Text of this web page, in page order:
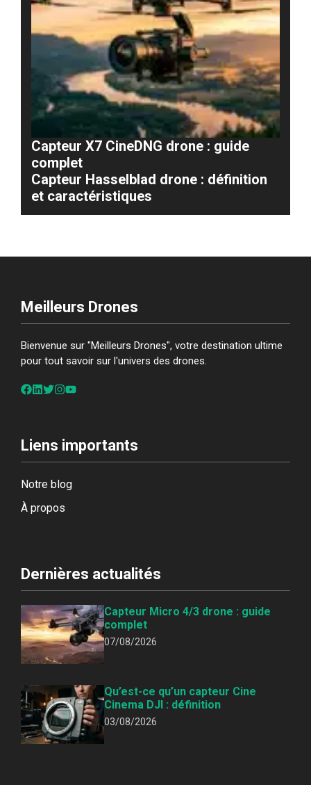
Capteur X7 CineDNG drone : guide
complet
Capteur Hasselblad drone : définition
et caractéristiques
Meilleurs Drones
Bienvenue sur "Meilleurs Drones", votre destination ultime
pour tout savoir sur l'univers des drones.
Liens importants
Notre blog
À propos
Dernières actualités
Capteur Micro 4/3 drone : guide
complet
07/08/2026
Qu’est-ce qu’un capteur Cine
Cinema DJI : définition
03/08/2026